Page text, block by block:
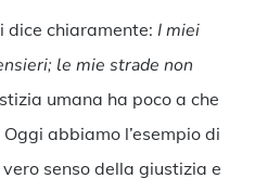
dice chiaramente: I miei
le mie strade non
umana ha poco a che
abbiamo l’esempio di
senso della giustizia e